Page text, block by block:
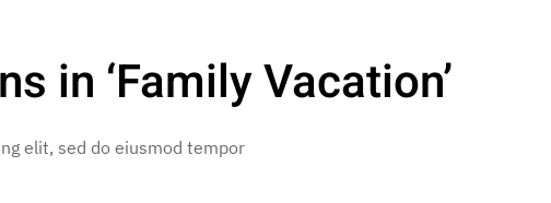
in ‘Family Vacation’
elit, sed do eiusmod tempor